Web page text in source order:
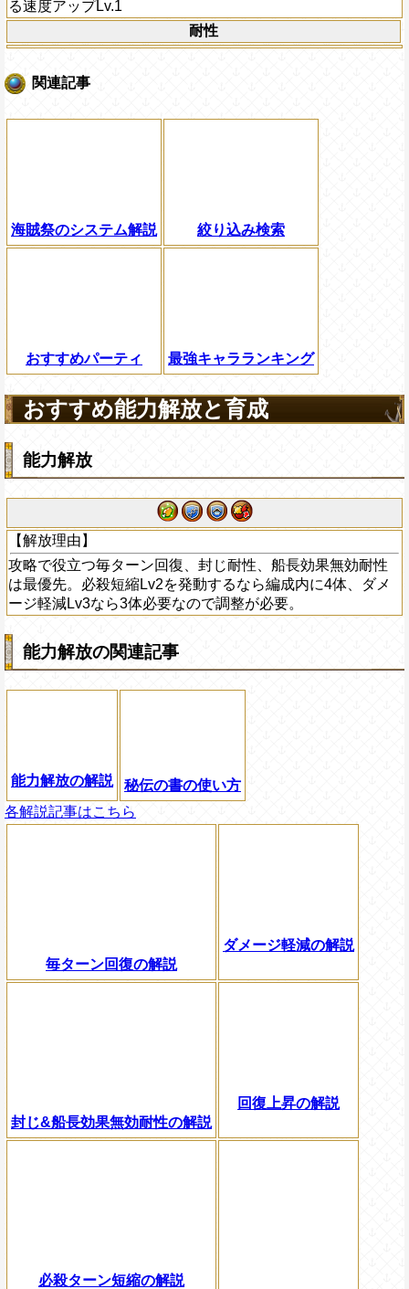
る速度アップLv.1
耐性
関連記事
海賊祭のシステム解説 絞り込み検索
おすすめパーティ 最強キャラランキング
おすすめ能力解放と育成
能力解放
【解放理由】
攻略で役立つ毎ターン回復、封じ耐性、船長効果無効耐性
は最優先。必殺短縮Lv2を発動するなら編成内に4体、ダメ
ージ軽減Lv3なら3体必要なので調整が必要。
能力解放の関連記事
能力解放の解説
秘伝の書の使い方
各解説記事はこちら
毎ターン回復の解説
ダメージ軽減の解説
封じ&船長効果無効耐性の解説
回復上昇の解説
必殺ターン短縮の解説